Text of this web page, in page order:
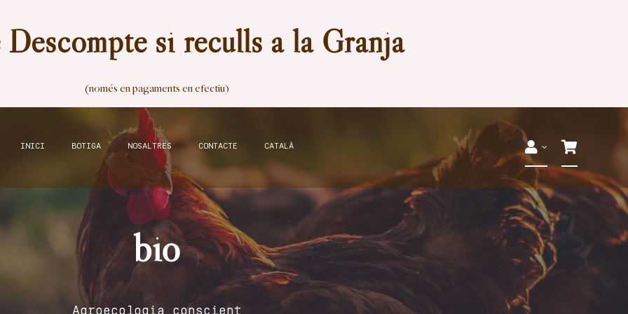
Descompte si reculls a la Granja
(només en pagaments en efectiu)
INICI BOTIGA NOSALTRES CONTACTE CATALÀ
bio